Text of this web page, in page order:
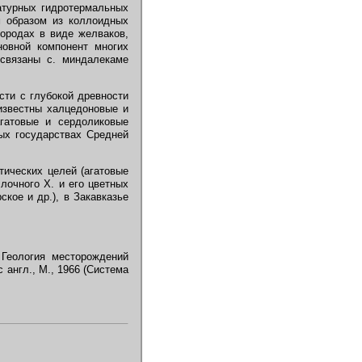
гидротермальных
из коллоидных
в виде желваков,
компонент многих
с. миндалекаме
с глубокой древности
халцедоновые и
и сердоликовые
государствах Средней
целей (агатовые
Х. и его цветных
и др.), в Закавказье
месторождений
М., 1966 (Система